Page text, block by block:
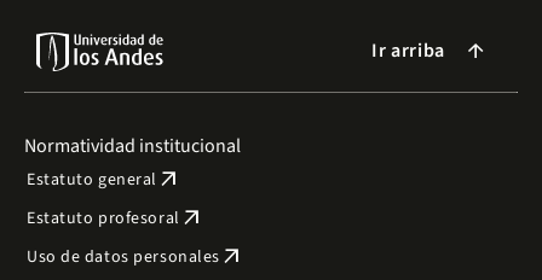
Ir arriba arrow_forward
Normatividad institucional
Estatuto general arrow_outward
Estatuto profesoral arrow_outward
Uso de datos personales arrow_outward